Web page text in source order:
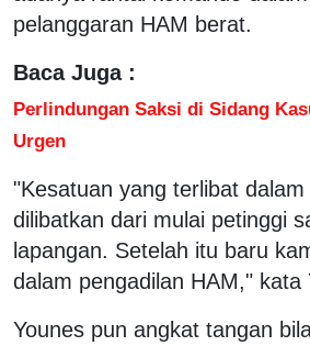
pelanggaran HAM berat.
Baca Juga :
Perlindungan Saksi di Sidang
Urgen
"Kesatuan yang terlibat
dilibatkan dari mulai petinggi
lapangan. Setelah itu baru
dalam pengadilan HAM," kata
Younes pun angkat tangan